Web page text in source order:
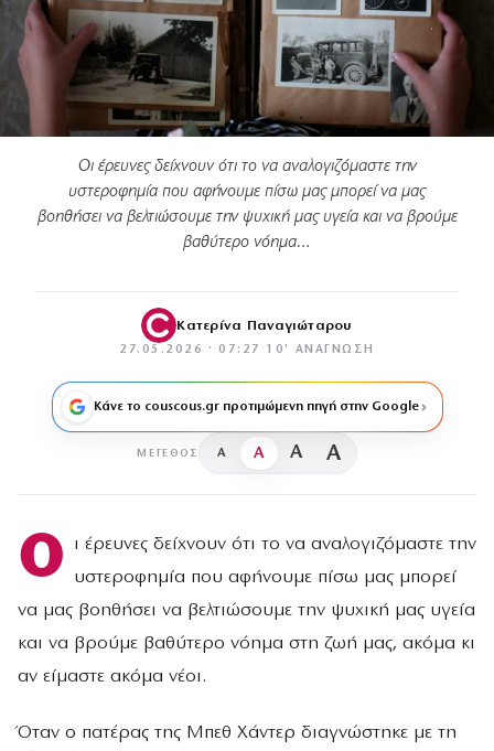
Οι έρευνες δείχνουν ότι το να αναλογιζόμαστε την
υστεροφημία που αφήνουμε πίσω μας μπορεί να μας
βοηθήσει να βελτιώσουμε την ψυχική μας υγεία και να βρούμε
βαθύτερο νόημα…
Κατερίνα Παναγιώταρου
27.05.2026 · 07:27 · 10′ ΑΝΆΓΝΩΣΗ
Κάνε το couscous.gr προτιμώμενη πηγή στην Google
ΜΈΓΕΘΟΣ A A A A
Ο
ι έρευνες δείχνουν ότι το να αναλογιζόμαστε την
υστεροφημία που αφήνουμε πίσω μας μπορεί
να μας βοηθήσει να βελτιώσουμε την ψυχική μας υγεία
και να βρούμε βαθύτερο νόημα στη ζωή μας, ακόμα κι
αν είμαστε ακόμα νέοι.
Όταν ο πατέρας της Μπεθ Χάντερ διαγνώστηκε με τη